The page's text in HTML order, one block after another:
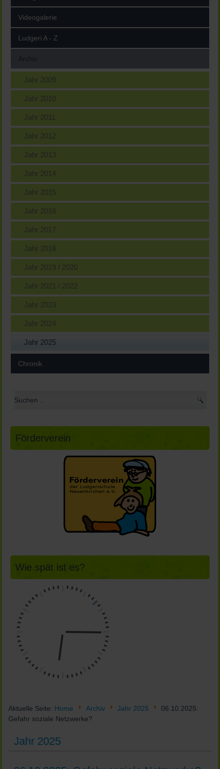
Videogalerie
Ludgeri A - Z
Jahr 2009
Jahr 2010
Jahr 2011
Jahr 2012
Jahr 2013
Jahr 2014
Jahr 2015
Jahr 2016
Jahr 2017
Jahr 2018
Jahr 2019 / 2020
Jahr 2021 / 2022
Jahr 2023
Jahr 2024
Jahr 2025
Chronik
Förderverein
Wie spät ist es?
Aktuelle Seite: Home Archiv Jahr 2025
06.10.2025:
Gefahr soziale Netzwerke?
Jahr 2025